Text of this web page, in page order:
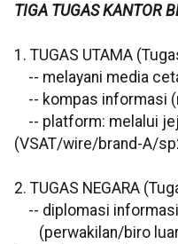
TIGA TUGAS KANTOR
1. TUGAS UTAMA
-- melayani media
-- kompas informasi
-- platform: melalui
(VSAT/wire/brand-A/
2. TUGAS NEGARA
-- diplomasi
(perwakilan/biro luar